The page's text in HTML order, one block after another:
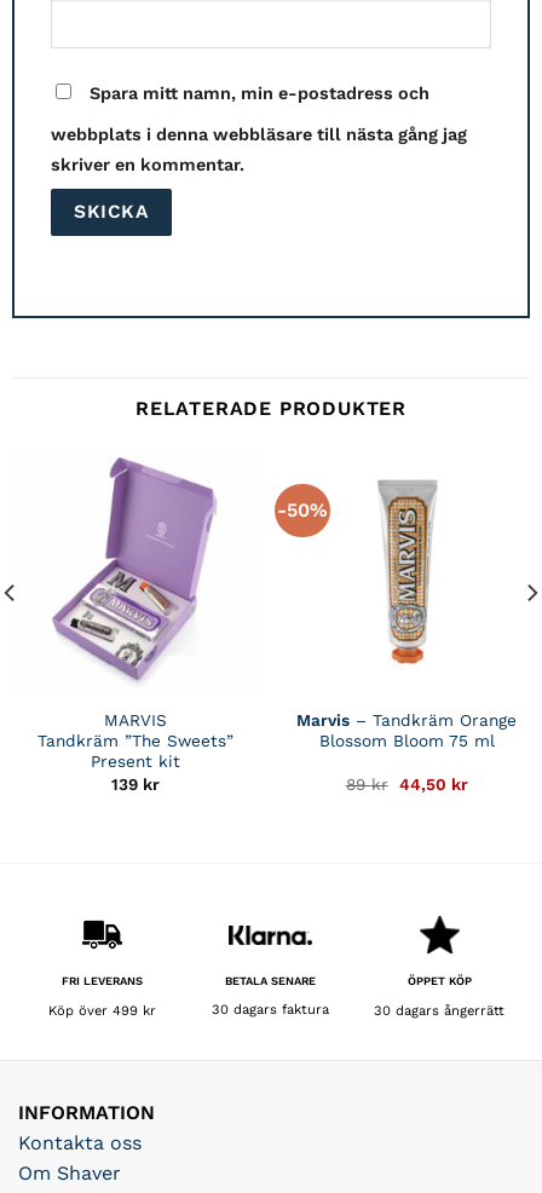
Spara mitt namn, min e-postadress och
webbplats i denna webbläsare till nästa gång jag
skriver en kommentar.
RELATERADE PRODUKTER
MARVIS
Tandkräm ”The Sweets”
Present kit
139 kr
-50%
Marvis – Tandkräm Orange
Blossom Bloom 75 ml
89kr Det
ursprungliga
44,50 krDet
FRI LEVERANS
Köp över 499 kr
BETALA SENARE
30 dagars faktura
ÖPPET KÖP
30 dagars ångerrätt
INFORMATION
Kontakta oss
Om Shaver